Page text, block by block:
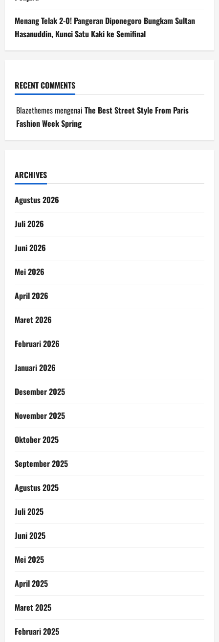
Menang Telak 2-0! Pangeran Diponegoro Bungkam Sultan
Hasanuddin, Kunci Satu Kaki ke Semifinal
RECENT COMMENTS
Blazethemesmengenai The Best Street Style From Paris
Fashion Week Spring
ARCHIVES
Agustus 2026
Juli 2026
Juni 2026
Mei 2026
April 2026
Maret 2026
Februari 2026
Januari 2026
Desember 2025
November 2025
Oktober 2025
September 2025
Agustus 2025
Juli 2025
Juni 2025
Mei 2025
April 2025
Maret 2025
Februari 2025